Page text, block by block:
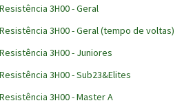
Resistência 3H00 - Geral
Resistência 3H00 - Geral (tempo de voltas)
Resistência 3H00 - Juniores
Resistência 3H00 - Sub23&Elites
Resistência 3H00 - Master A